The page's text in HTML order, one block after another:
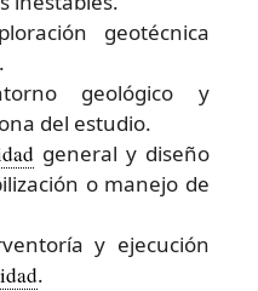
geotécnica
geológico y
del estudio.
general y diseño
o manejo de
y ejecución
.